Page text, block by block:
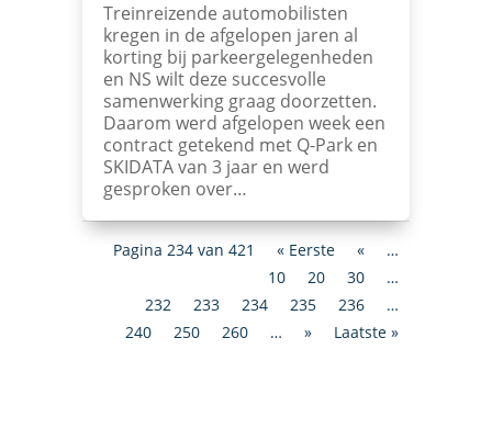
Treinreizende automobilisten
kregen in de afgelopen jaren al
korting bij parkeergelegenheden
en NS wilt deze succesvolle
samenwerking graag doorzetten.
Daarom werd afgelopen week een
contract getekend met Q-Park en
SKIDATA van 3 jaar en werd
gesproken over…
Pagina 234 van 421 « Eerste «
…
10
20 30
…
232
233 234 235 236
…
240
250 260 … » Laatste »